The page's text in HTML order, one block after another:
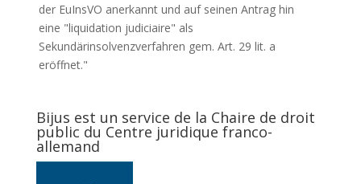
der EuInsVO anerkannt und auf seinen Antrag hin
eine "liquidation judiciaire" als
Sekundärinsolvenzverfahren gem. Art. 29 lit. a
eröffnet."
Bijus est un service de la Chaire de droit
public du Centre juridique franco-
allemand